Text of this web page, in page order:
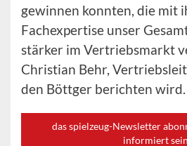
gewinnen konnten, die mit
Fachexpertise unser
stärker im Vertriebsmarkt
Christian Behr,
den Böttger berichten wird.
das spielzeug-Newsletter
informiert